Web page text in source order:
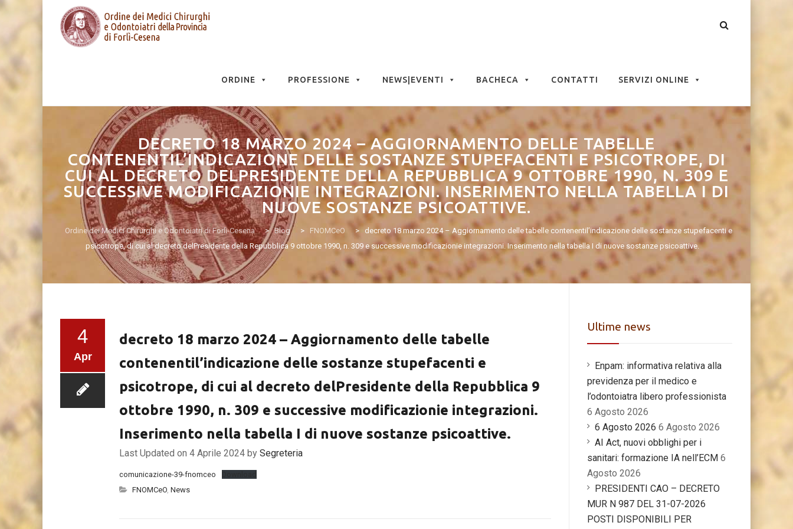
ORDINE PROFESSIONE NEWS|EVENTI BACHECA CONTATTI SERVIZI ONLINE
DECRETO 18 MARZO 2024 – AGGIORNAMENTO DELLE TABELLE
CONTENENTIL’INDICAZIONE DELLE SOSTANZE STUPEFACENTI E PSICOTROPE, DI
CUI AL DECRETO DELPRESIDENTE DELLA REPUBBLICA 9 OTTOBRE 1990, N. 309 E
SUCCESSIVE MODIFICAZIONIE INTEGRAZIONI. INSERIMENTO NELLA TABELLA I DI
NUOVE SOSTANZE PSICOATTIVE.
Ordine dei Medici Chirurghi e Odontoiatri di Forlì-Cesena > Blog > FNOMCeO > decreto 18 marzo 2024 – Aggiornamento delle tabelle contenentil’indicazione delle sostanze stupefacenti e
psicotrope, di cui al decreto delPresidente della Repubblica 9 ottobre 1990, n. 309 e successive modificazionie integrazioni. Inserimento nella tabella I di nuove sostanze psicoattive.
4
Apr
decreto 18 marzo 2024 – Aggiornamento delle tabelle
contenentil’indicazione delle sostanze stupefacenti e
psicotrope, di cui al decreto delPresidente della Repubblica 9
ottobre 1990, n. 309 e successive modificazionie integrazioni.
Inserimento nella tabella I di nuove sostanze psicoattive.
Last Updated on 4 Aprile 2024 by Segreteria
comunicazione-39-fnomceo
FNOMCeO, News
Ultime news
Enpam: informativa relativa alla
previdenza per il medico e
l’odontoiatra libero professionista
6 Agosto 2026
6 Agosto 2026 6 Agosto 2026
AI Act, nuovi obblighi per i
sanitari: formazione IA nell’ECM 6
Agosto 2026
PRESIDENTI CAO – DECRETO
MUR N 987 DEL 31-07-2026
POSTI DISPONIBILI PER